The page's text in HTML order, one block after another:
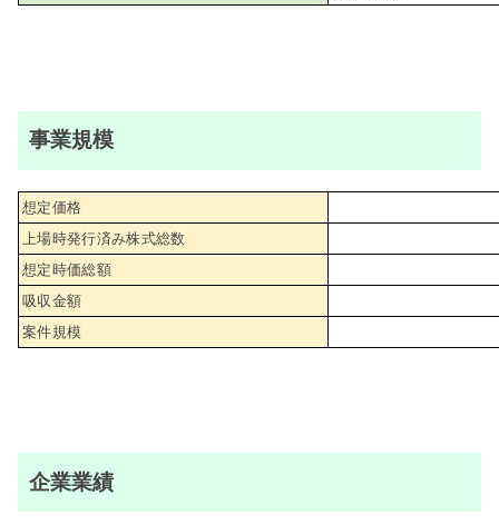
事業規模
想定価格
上場時発行済み株式総数
想定時価総額
吸収金額
案件規模
企業業績